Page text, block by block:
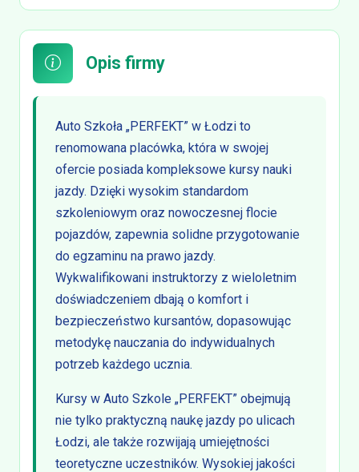
Opis firmy
Auto Szkoła „PERFEKT” w Łodzi to
renomowana placówka, która w swojej
ofercie posiada kompleksowe kursy nauki
jazdy. Dzięki wysokim standardom
szkoleniowym oraz nowoczesnej flocie
pojazdów, zapewnia solidne przygotowanie
do egzaminu na prawo jazdy.
Wykwalifikowani instruktorzy z wieloletnim
doświadczeniem dbają o komfort i
bezpieczeństwo kursantów, dopasowując
metodykę nauczania do indywidualnych
potrzeb każdego ucznia.
Kursy w Auto Szkole „PERFEKT” obejmują
nie tylko praktyczną naukę jazdy po ulicach
Łodzi, ale także rozwijają umiejętności
teoretyczne uczestników. Wysokiej jakości